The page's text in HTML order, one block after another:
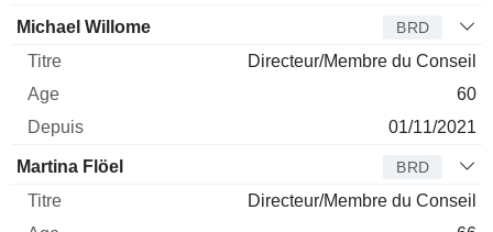
Michael Willome BRD
Directeur/Membre du Conseil
60
01/11/2021
Martina Flöel BRD
Directeur/Membre du Conseil